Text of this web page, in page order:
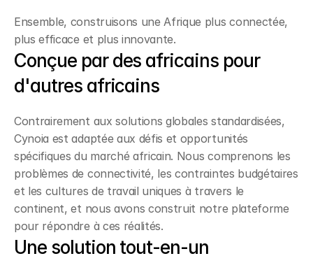
Ensemble, construisons une Afrique plus connectée,
plus efficace et plus innovante.
Conçue par des africains pour
d'autres africains
Contrairement aux solutions globales standardisées,
Cynoia est adaptée aux défis et opportunités
spécifiques du marché africain. Nous comprenons les
problèmes de connectivité, les contraintes budgétaires
et les cultures de travail uniques à travers le
continent, et nous avons construit notre plateforme
pour répondre à ces réalités.
Une solution tout-en-un